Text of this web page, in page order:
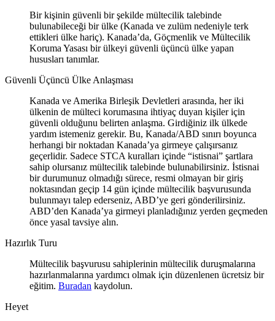
Bir kişinin güvenli bir şekilde mültecilik talebinde
bulunabileceği bir ülke (Kanada ve zulüm nedeniyle terk
ettikleri ülke hariç). Kanada’da, Göçmenlik ve Mültecilik
Koruma Yasası bir ülkeyi güvenli üçüncü ülke yapan
hususları tanımlar.
Güvenli Üçüncü Ülke Anlaşması
Kanada ve Amerika Birleşik Devletleri arasında, her iki
ülkenin de mülteci korumasına ihtiyaç duyan kişiler için
güvenli olduğunu belirten anlaşma. Girdiğiniz ilk ülkede
yardım istemeniz gerekir. Bu, Kanada/ABD sınırı boyunca
herhangi bir noktadan Kanada’ya girmeye çalışırsanız
geçerlidir. Sadece STCA kuralları içinde “istisnai” şartlara
sahip olursanız mültecilik talebinde bulunabilirsiniz. İstisnai
bir durumunuz olmadığı sürece, resmi olmayan bir giriş
noktasından geçip 14 gün içinde mültecilik başvurusunda
bulunmayı talep ederseniz, ABD’ye geri gönderilirsiniz.
ABD’den Kanada’ya girmeyi planladığınız yerden geçmeden
önce yasal tavsiye alın.
Hazırlık Turu
Mültecilik başvurusu sahiplerinin mültecilik duruşmalarına
hazırlanmalarına yardımcı olmak için düzenlenen ücretsiz bir
eğitim. Buradan kaydolun.
Heyet